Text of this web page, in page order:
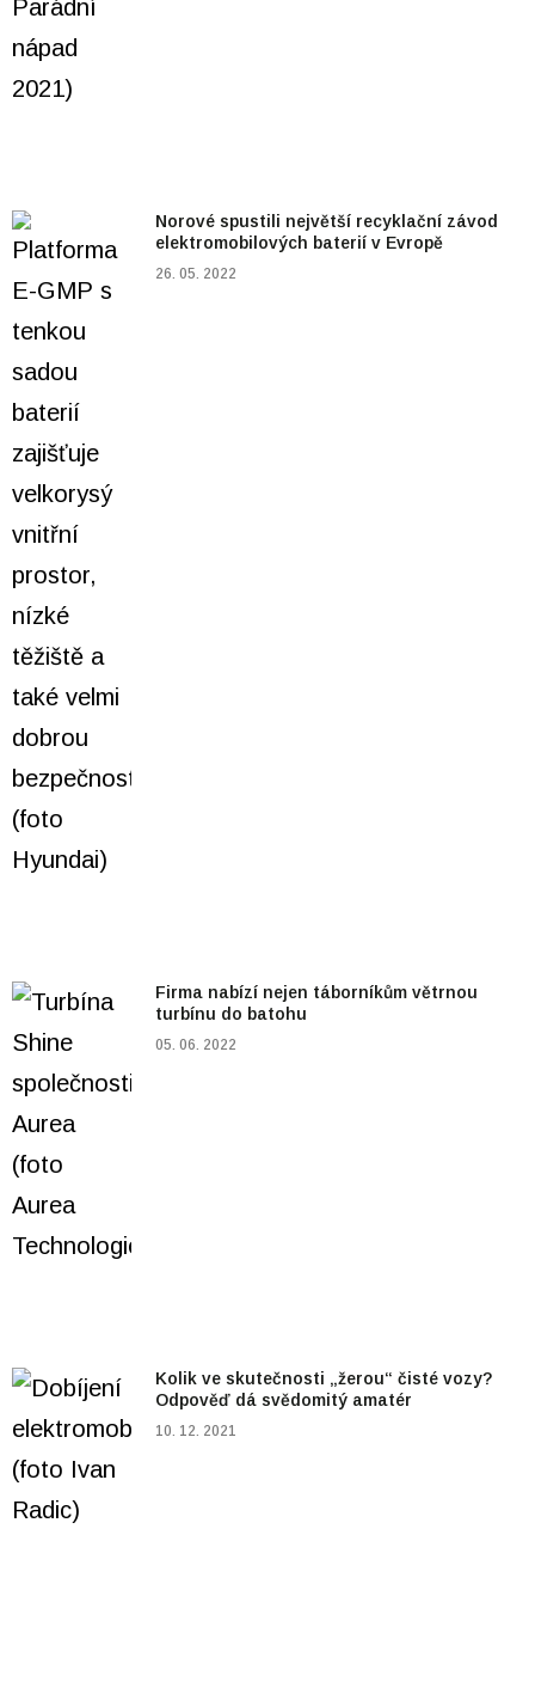
Norové spustili největší recyklační závod
elektromobilových baterií v Evropě
26. 05. 2022
Firma nabízí nejen táborníkům větrnou
turbínu do batohu
05. 06. 2022
Kolik ve skutečnosti „žerou“ čisté vozy?
Odpověď dá svědomitý amatér
10. 12. 2021